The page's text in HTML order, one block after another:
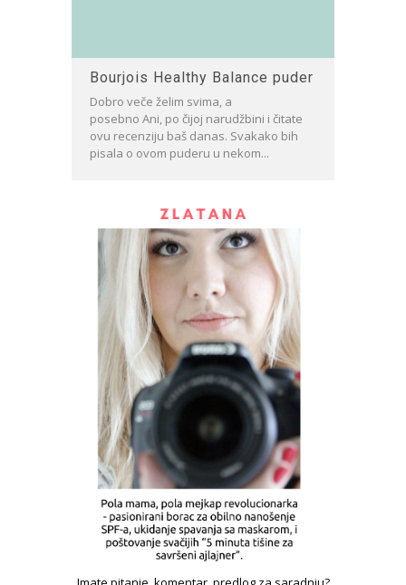
Bourjois Healthy Balance puder
Dobro veče želim svima, a
posebno Ani, po čijoj narudžbini i čitate
ovu recenziju baš danas. Svakako bih
pisala o ovom puderu u nekom...